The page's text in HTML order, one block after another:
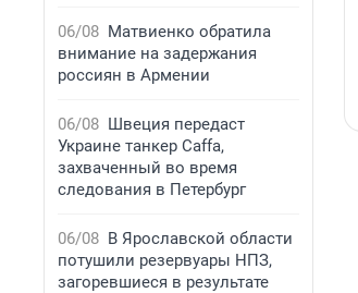
06/08 Матвиенко обратила
внимание на задержания
россиян в Армении
06/08 Швеция передаст
Украине танкер Caffa,
захваченный во время
следования в Петербург
06/08 В Ярославской области
потушили резервуары НПЗ,
загоревшиеся в результате